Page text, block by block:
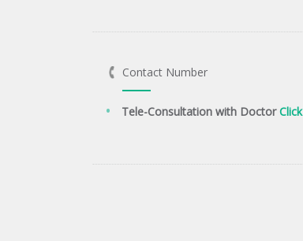
Contact Number
Tele-Consultation with DoctorClick